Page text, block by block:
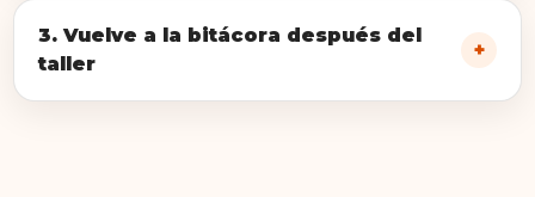
3. Vuelve a la bitácora después del
taller